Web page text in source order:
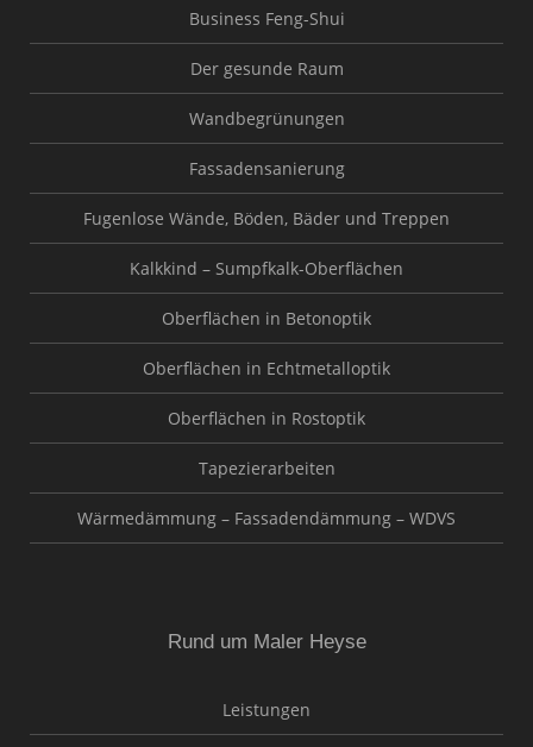
Business Feng-Shui
Der gesunde Raum
Wandbegrünungen
Fassadensanierung
Fugenlose Wände, Böden, Bäder und Treppen
Kalkkind – Sumpfkalk-Oberflächen
Oberflächen in Betonoptik
Oberflächen in Echtmetalloptik
Oberflächen in Rostoptik
Tapezierarbeiten
Wärmedämmung – Fassadendämmung – WDVS
Rund um Maler Heyse
Leistungen